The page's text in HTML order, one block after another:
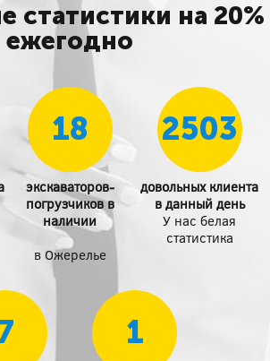
статистики на 20%
ежегодно
18
экскаваторов-
погрузчиков в
наличии
в Ожерелье
2503
довольных клиента
в данный день
У нас белая
статистика
1